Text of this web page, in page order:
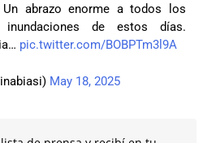
abrazo enorme a todos los
de estos días.
pic.twitter.com/BOBPTm3l9A
May 18, 2025